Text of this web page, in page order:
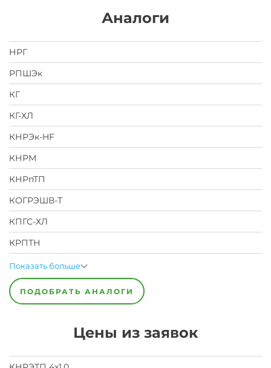
Аналоги
НРГ
РПШЭк
КГ
КГ-ХЛ
КНРЭк-HF
КНРМ
КНРпТП
КОГРЭШВ-Т
КПГС-ХЛ
КРПТН
Показать больше
ПОДОБРАТЬ АНАЛОГИ
Цены из заявок